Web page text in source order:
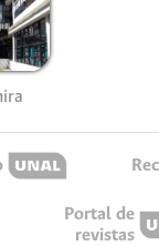
Portal de
revistas